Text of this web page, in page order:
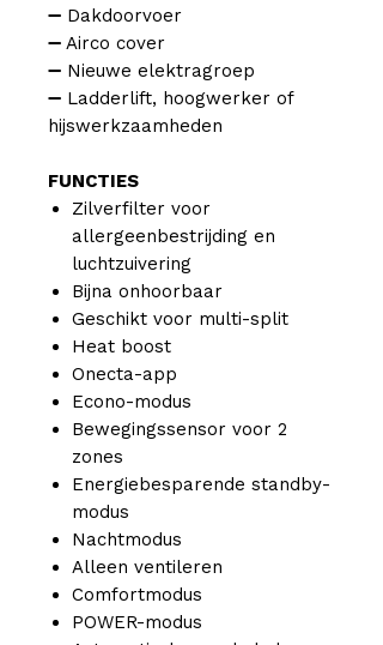
➖ Dakdoorvoer
➖ Airco cover
➖ Nieuwe elektragroep
➖ Ladderlift, hoogwerker of
hijswerkzaamheden
FUNCTIES
Zilverfilter voor
allergeenbestrijding en
luchtzuivering
Bijna onhoorbaar
Geschikt voor multi-split
Heat boost
Onecta-app
Econo-modus
Bewegingssensor voor 2
zones
Energiebesparende standby-
modus
Nachtmodus
Alleen ventileren
Comfortmodus
POWER-modus